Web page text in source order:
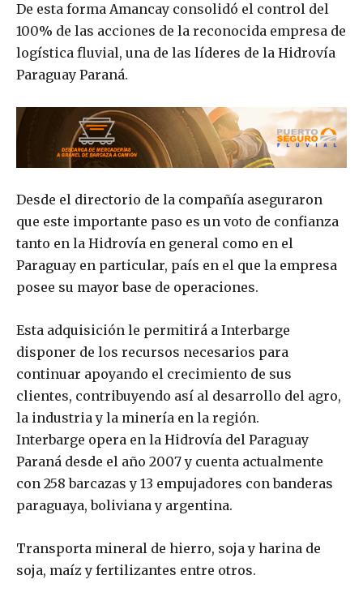
De esta forma Amancay consolidó el control del
100% de las acciones de la reconocida empresa de
logística fluvial, una de las líderes de la Hidrovía
Paraguay Paraná.
Desde el directorio de la compañía aseguraron
que este importante paso es un voto de confianza
tanto en la Hidrovía en general como en el
Paraguay en particular, país en el que la empresa
posee su mayor base de operaciones.
Esta adquisición le permitirá a Interbarge
disponer de los recursos necesarios para
continuar apoyando el crecimiento de sus
clientes, contribuyendo así al desarrollo del agro,
la industria y la minería en la región.
Interbarge opera en la Hidrovía del Paraguay
Paraná desde el año 2007 y cuenta actualmente
con 258 barcazas y 13 empujadores con banderas
paraguaya, boliviana y argentina.
Transporta mineral de hierro, soja y harina de
soja, maíz y fertilizantes entre otros.